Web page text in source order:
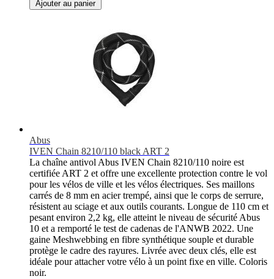
Ajouter au panier
Abus
IVEN Chain 8210/110 black ART 2
La chaîne antivol Abus IVEN Chain 8210/110 noire est
certifiée ART 2 et offre une excellente protection contre le vol
pour les vélos de ville et les vélos électriques. Ses maillons
carrés de 8 mm en acier trempé, ainsi que le corps de serrure,
résistent au sciage et aux outils courants. Longue de 110 cm et
pesant environ 2,2 kg, elle atteint le niveau de sécurité Abus
10 et a remporté le test de cadenas de l'ANWB 2022. Une
gaine Meshwebbing en fibre synthétique souple et durable
protège le cadre des rayures. Livrée avec deux clés, elle est
idéale pour attacher votre vélo à un point fixe en ville. Coloris
noir.